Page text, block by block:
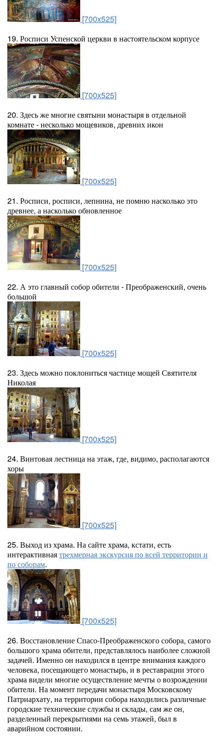
[700x525]
19. Росписи Успенской церкви в настоятельском корпусе
[700x525]
20. Здесь же многие святыни монастыря в отдельной
комнате - несколько мощевиков, древних икон
[700x525]
21. Росписи, росписи, лепнина, не помню насколько это
древнее, а насколько обновленное
[700x525]
22. А это главный собор обители - Преображенский, очень
большой
[700x525]
23. Здесь можно поклониться частице мощей Святителя
Николая
[700x525]
24. Винтовая лестница на этаж, где, видимо, располагаются
хоры
[700x525]
25. Выход из храма. На сайте храма, кстати, есть
интерактивнаятрехмерная экскурсия по всей территории и
по соборам.
[700x525]
26. Восстановление Спасо-Преображенского собора, самого
большого храма обители, представлялось наиболее сложной
задачей. Именно он находился в центре внимания каждого
человека, посещающего монастырь, и в реставрации этого
храма видели многие осуществление мечты о возрождении
обители. На момент передачи монастыря Московскому
Патриархату, на территории собора находились различные
городские технические службы и склады, сам же он,
разделенный перекрытиями на семь этажей, был в
аварийном состоянии.